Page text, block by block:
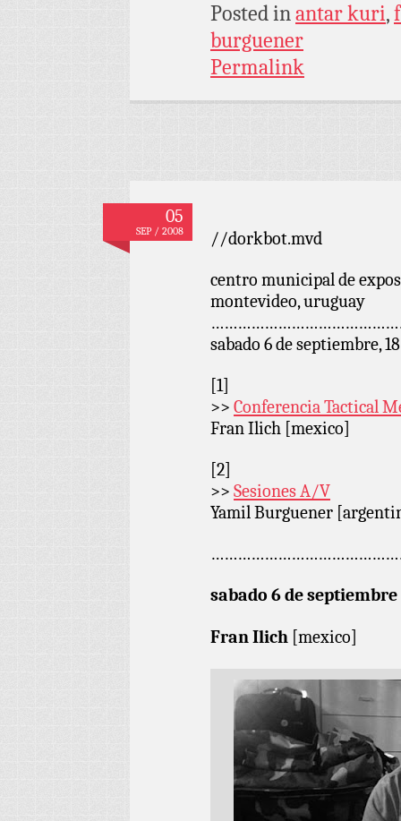
Posted inantar kuri,
burguener
Permalink
05
SEP / 2008
//dorkbot.mvd
centro municipal de
montevideo, uruguay
sabado 6 de septiembre,
[1]
>> Conferencia Tactical
Fran Ilich [mexico]
[2]
>> Sesiones A/V
Yamil Burguener
sabado 6 de septiembre
Fran Ilich [mexico]